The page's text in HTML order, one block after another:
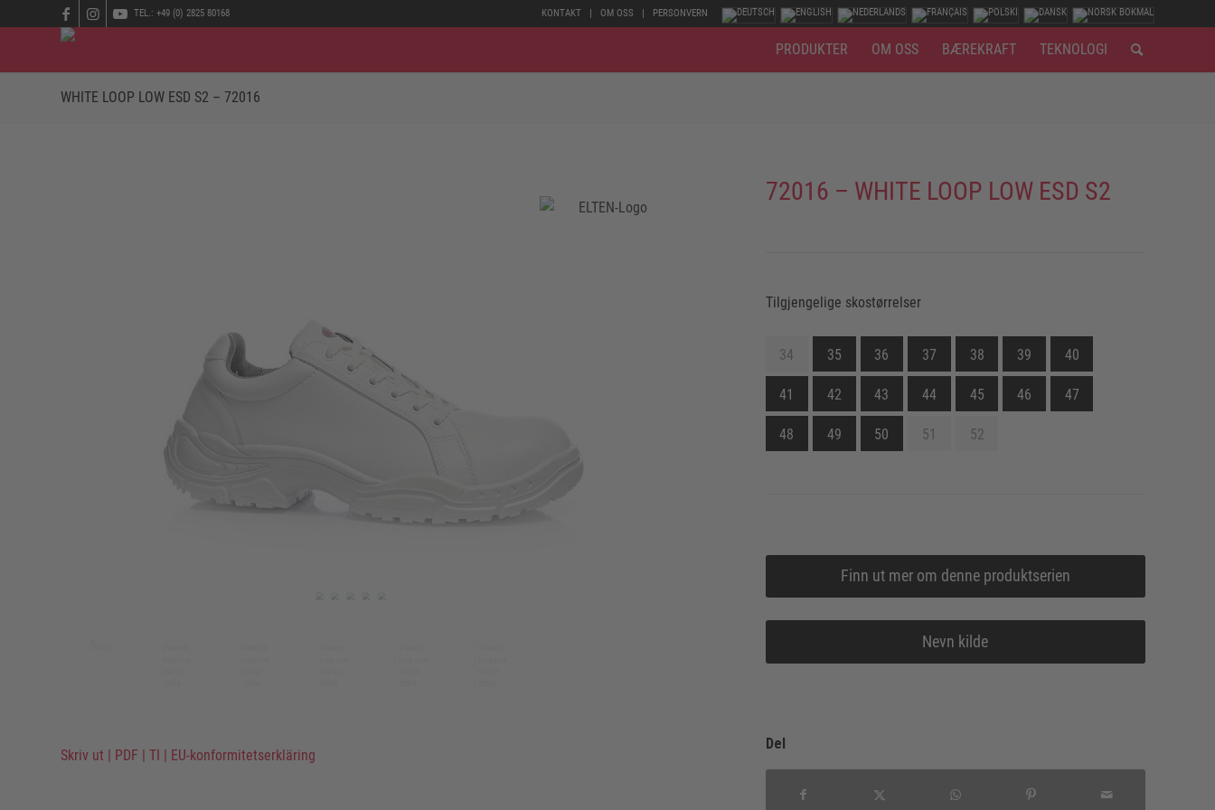
KONTAKT OM OSS PERSONVERN
TEL.: +49 (0) 2825 80168
PRODUKTER OM OSS BÆREKRAFT TEKNOLOGI
WHITE LOOP LOW ESD S2 – 72016
Skriv ut | PDF | TI | EU-konformitetserkläring
72016 – WHITE LOOP LOW ESD S2
Tilgjengelige skostørrelser
34 35 36 37 38 39 40
41 42 43 44 45 46 47
48 49 50 51 52
Finn ut mer om denne produktserien
Nevn kilde
Del